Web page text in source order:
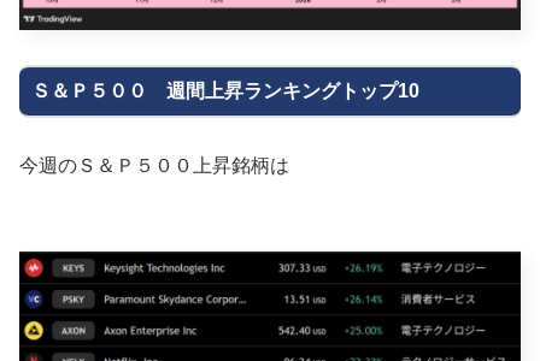
Ｓ＆Ｐ５００ 週間上昇ランキングトップ10
今週のＳ＆Ｐ５００上昇銘柄は